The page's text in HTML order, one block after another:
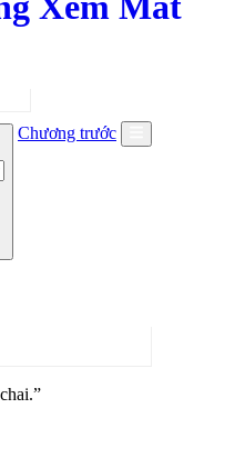
Chương trước